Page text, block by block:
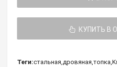
КУПИТЬ В
Теги:стальная,дровяная,топка,